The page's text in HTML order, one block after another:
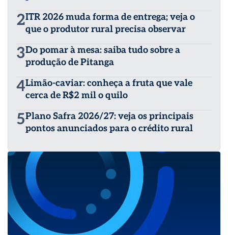
2ITR 2026 muda forma de entrega; veja o
que o produtor rural precisa observar
3Do pomar à mesa: saiba tudo sobre a
produção de Pitanga
4Limão-caviar: conheça a fruta que vale
cerca de R$2 mil o quilo
5Plano Safra 2026/27: veja os principais
pontos anunciados para o crédito rural